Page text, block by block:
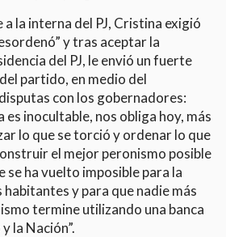
a la interna del PJ, Cristina exigió
y tras aceptar la
del PJ, le envió un fuerte
partido, en medio del
con los gobernadores:
es inocultable, nos obliga hoy, más
lo que se torció y ordenar lo que
el mejor peronismo posible
se ha vuelto imposible para la
y para que nadie más
termine utilizando una banca
la Nación”.